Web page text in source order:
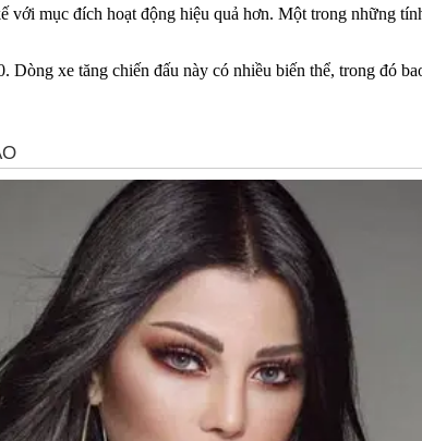
với mục đích hoạt động hiệu quả hơn. Một trong những
xe tăng chiến đấu này có nhiều biến thể, trong đó